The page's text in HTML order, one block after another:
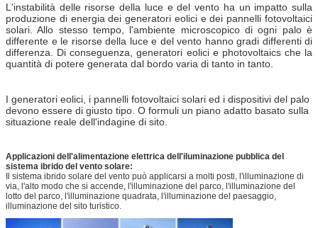
L'instabilità delle risorse della luce e del vento ha un impatto sulla
produzione di energia dei generatori eolici e dei pannelli fotovoltaici
solari. Allo stesso tempo, l'ambiente microscopico di ogni palo è
differente e le risorse della luce e del vento hanno gradi differenti di
differenza. Di conseguenza, generatori eolici e photovoltaics che la
quantità di potere generata dal bordo varia di tanto in tanto.
I generatori eolici, i pannelli fotovoltaici solari ed i dispositivi del palo
devono essere di giusto tipo. O formuli un piano adatto basato sulla
situazione reale dell'indagine di sito.
Applicazioni dell'alimentazione elettrica dell'iluminazione pubblica del
sistema ibrido del vento solare:
Il sistema ibrido solare del vento può applicarsi a molti posti, l'illuminazione di
via, l'alto modo che si accende, l'illuminazione del parco, l'illuminazione del
lotto del parco, l'illuminazione quadrata, l'illuminazione del paesaggio,
illuminazione del sito turistico.